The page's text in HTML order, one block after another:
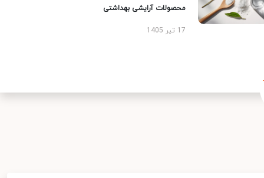
محصولات آرایشی بهداشتی
17 تیر 1405